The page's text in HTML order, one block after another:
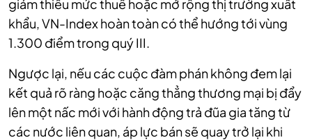
giảm thiểu mức thuế hoặc mở rộng thị trường xuất
khẩu, VN-Index hoàn toàn có thể hướng tới vùng
1.300 điểm trong quý III.
Ngược lại, nếu các cuộc đàm phán không đem lại
kết quả rõ ràng hoặc căng thẳng thương mại bị đẩy
lên một nấc mới với hành động trả đũa gia tăng từ
các nước liên quan, áp lực bán sẽ quay trở lại khi